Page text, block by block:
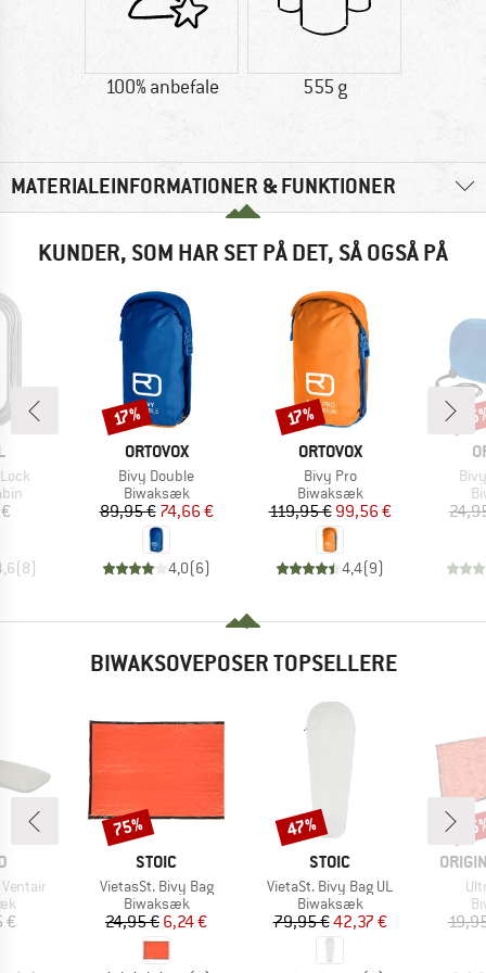
100% anbefale 555 g
MATERIALEINFORMATIONER & FUNKTIONER
KUNDER, SOM HAR SET PÅ DET, SÅ OGSÅ PÅ
(8)
MÆRKE
ORTOVOX
Artikel
Bivy Double
Produktgruppe
Biwaksæk
Pris
89,95 €Nedsat pris
74,66 €
4,0(6)
Rabat
17%
MÆRKE
ORTOVOX
Artikel
Bivy Pro
Produktgruppe
Biwaksæk
Pris
119,95 €Nedsat pris
99,56 €
4,4(9)
Rabat
17%
BIWAKSOVEPOSER TOPSELLERE
€
MÆRKE
STOIC
Artikel
VietasSt. Bivy Bag
Produktgruppe
Biwaksæk
Pris
24,95 €Nedsat pris
6,24 €
Rabat
75%
MÆRKE
STOIC
Artikel
VietaSt. Bivy Bag UL
Produktgruppe
Biwaksæk
Pris
79,95 €Nedsat pris
42,37 €
Rabat
47%